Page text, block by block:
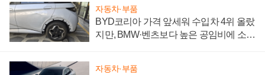
자동차·부품
BYD코리아 가격 앞세워 수입차 4위 올랐
지만, BMW·벤츠보다 높은 공임비에 소비
자동차·부품